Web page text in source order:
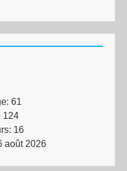
61
124
16
août 2026